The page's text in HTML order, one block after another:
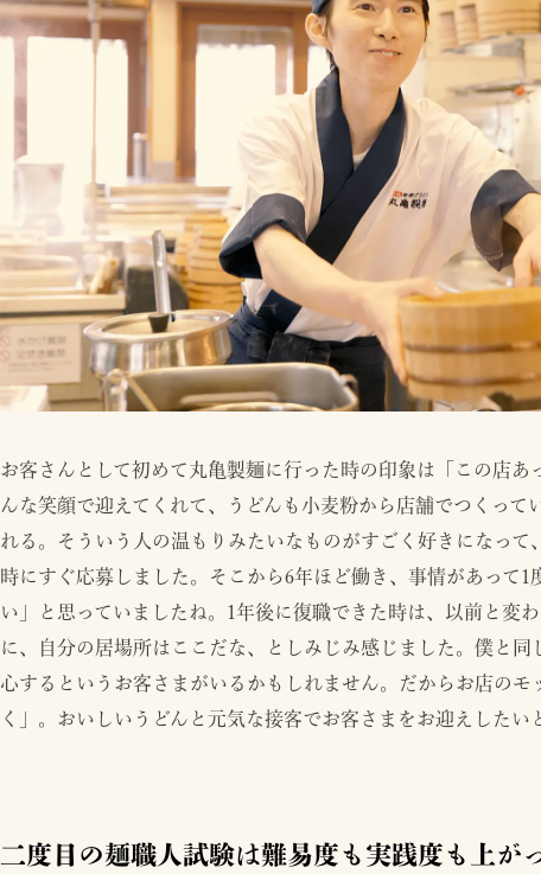
お客さんとして初めて丸亀製麺に行った時の印象は「この店
んな笑顔で迎えてくれて、うどんも小麦粉から店舗でつくって
れる。そういう人の温もりみたいなものがすごく好きになっ
時にすぐ応募しました。そこから6年ほど働き、事情があって
い」と思っていましたね。1年後に復職できた時は、以前と変
に、自分の居場所はここだな、としみじみ感じました。僕と
心するというお客さまがいるかもしれません。だからお店の
く」。おいしいうどんと元気な接客でお客さまをお迎えしたい
二度目の麺職人試験は難易度も実践度も上が